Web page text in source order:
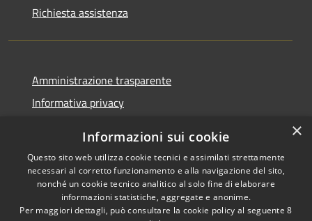
Richiesta assistenza
Amministrazione trasparente
Informativa privacy
Copyright © 2026 • Comune di
×
Informazioni sui cookie
Questo sito web utilizza cookie tecnici e assimilati strettamente
necessari al corretto funzionamento e alla navigazione del sito,
nonché un cookie tecnico analitico al solo fine di elaborare
informazioni statistiche, aggregate e anonime.
Per maggiori dettagli, può consultare la cookie policy al seguente8